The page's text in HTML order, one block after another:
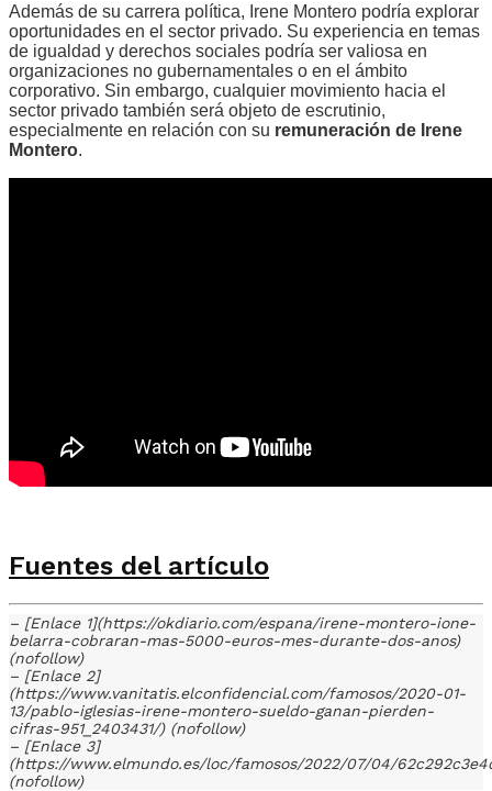
Además de su carrera política, Irene Montero podría explorar
oportunidades en el sector privado. Su experiencia en temas
de igualdad y derechos sociales podría ser valiosa en
organizaciones no gubernamentales o en el ámbito
corporativo. Sin embargo, cualquier movimiento hacia el
sector privado también será objeto de escrutinio,
especialmente en relación con su remuneración de Irene
Montero.
Fuentes del artículo
– [Enlace 1](https://okdiario.com/espana/irene-montero-ione-
belarra-cobraran-mas-5000-euros-mes-durante-dos-anos)
(nofollow)
– [Enlace 2]
(https://www.vanitatis.elconfidencial.com/famosos/2020-01-
13/pablo-iglesias-irene-montero-sueldo-ganan-pierden-
cifras-951_2403431/) (nofollow)
– [Enlace 3]
(https://www.elmundo.es/loc/famosos/2022/07/04/
(nofollow)